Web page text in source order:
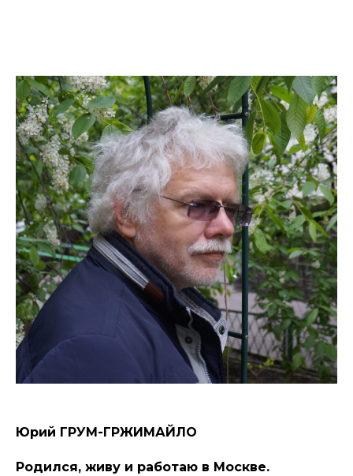
Юрий ГРУМ-ГРЖИМАЙЛО
Родился, живу и работаю в Москве.